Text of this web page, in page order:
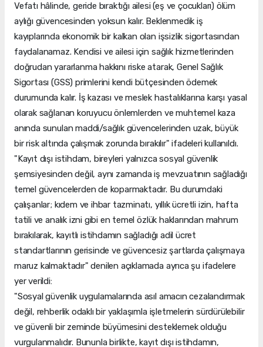
Vefatı hâlinde, geride bıraktığı ailesi (eş ve çocukları) ölüm
aylığı güvencesinden yoksun kalır. Beklenmedik iş
kayıplarında ekonomik bir kalkan olan işsizlik sigortasından
faydalanamaz. Kendisi ve ailesi için sağlık hizmetlerinden
doğrudan yararlanma hakkını riske atarak, Genel Sağlık
Sigortası (GSS) primlerini kendi bütçesinden ödemek
durumunda kalır. İş kazası ve meslek hastalıklarına karşı yasal
olarak sağlanan koruyucu önlemlerden ve muhtemel kaza
anında sunulan maddi/sağlık güvencelerinden uzak, büyük
bir risk altında çalışmak zorunda bırakılır" ifadeleri kullanıldı.
"Kayıt dışı istihdam, bireyleri yalnızca sosyal güvenlik
şemsiyesinden değil, aynı zamanda iş mevzuatının sağladığı
temel güvencelerden de koparmaktadır. Bu durumdaki
çalışanlar; kıdem ve ihbar tazminatı, yıllık ücretli izin, hafta
tatili ve analık izni gibi en temel özlük haklarından mahrum
bırakılarak, kayıtlı istihdamın sağladığı adil ücret
standartlarının gerisinde ve güvencesiz şartlarda çalışmaya
maruz kalmaktadır" denilen açıklamada ayrıca şu ifadelere
yer verildi:
"Sosyal güvenlik uygulamalarında asıl amacın cezalandırmak
değil, rehberlik odaklı bir yaklaşımla işletmelerin sürdürülebilir
ve güvenli bir zeminde büyümesini desteklemek olduğu
vurgulanmalıdır. Bununla birlikte, kayıt dışı istihdamın,